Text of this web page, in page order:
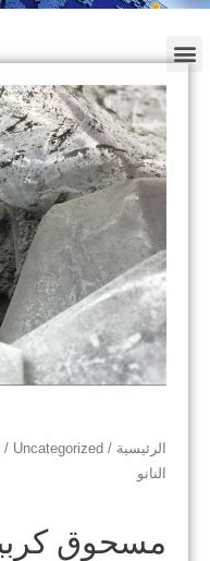
الرئيسية /
Uncategorized
النانو